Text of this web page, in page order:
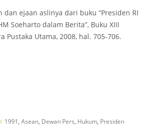
ejaan aslinya dari buku “Presiden RI
Soeharto dalam Berita”, Buku XIII
Pustaka Utama, 2008, hal. 705-706.
1991, Asean, Dewan Pers, Hukum, Presiden